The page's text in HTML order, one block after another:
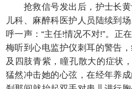
抢救信号发出后，护士长黄
儿科、麻醉科医护人员陆续到
呼一声：“主任!情况不对!”。正
梅听到心电监护仪刺耳的警告
及四肢青紫，瞳孔散大的症状
猛然冲击她的心弦，在经年养